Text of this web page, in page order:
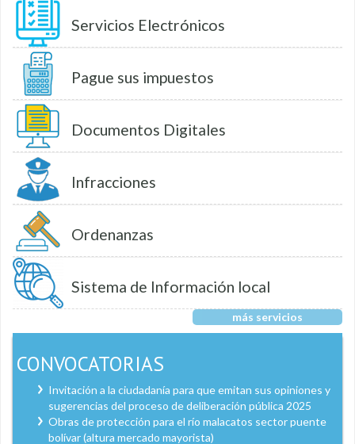
Servicios Electrónicos
Pague sus impuestos
Documentos Digitales
Infracciones
Ordenanzas
Sistema de Información local
más servicios
CONVOCATORIAS
Invitación a la ciudadanía para que emitan sus opiniones y
sugerencias del proceso de deliberación pública 2025
Obras de protección para el río malacatos sector puente
bolívar (altura mercado mayorista)